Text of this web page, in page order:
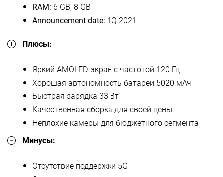
RAM: 6 GB, 8 GB
Announcement date: 1Q 2021
Плюсы:
Яркий AMOLED-экран с частотой 120 Гц
Хорошая автономность батареи 5020 мАч
Быстрая зарядка 33 Вт
Качественная сборка для своей цены
Неплохие камеры для бюджетного сегмента
Минусы:
Отсутствие поддержки 5G